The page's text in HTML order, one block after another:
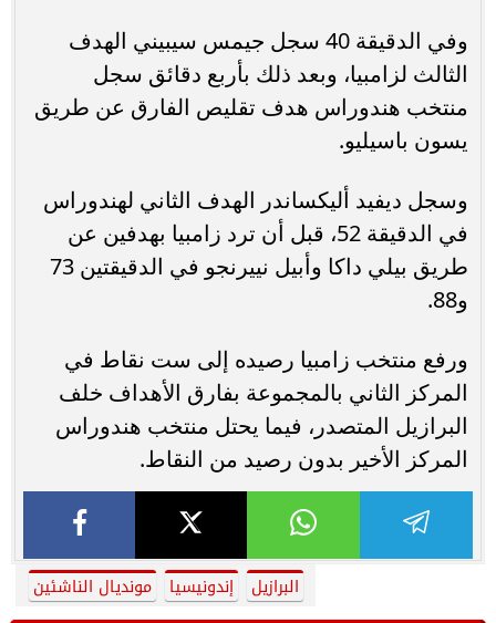
وفي الدقيقة 40 سجل جيمس سيبيني الهدف
الثالث لزامبيا، وبعد ذلك بأربع دقائق سجل
منتخب هندوراس هدف تقليص الفارق عن طريق
يسون باسيليو.
وسجل ديفيد أليكساندر الهدف الثاني لهندوراس
في الدقيقة 52، قبل أن ترد زامبيا بهدفين عن
طريق بيلي داكا وأبيل نييرنجو في الدقيقتين 73
و88.
ورفع منتخب زامبيا رصيده إلى ست نقاط في
المركز الثاني بالمجموعة بفارق الأهداف خلف
البرازيل المتصدر، فيما يحتل منتخب هندوراس
المركز الأخير بدون رصيد من النقاط.
البرازيل إندونيسيا مونديال الناشئين